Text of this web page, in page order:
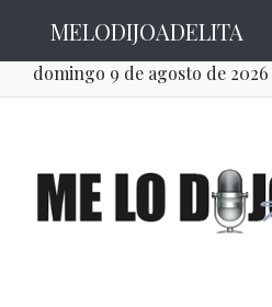
MELODIJOADELITA
domingo 9 de agosto de 2026